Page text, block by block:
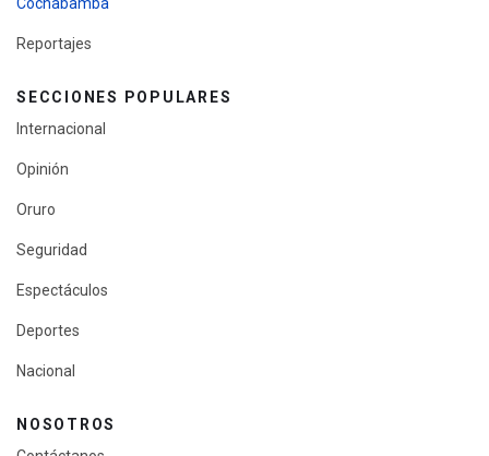
Cochabamba
Reportajes
SECCIONES POPULARES
Internacional
Opinión
Oruro
Seguridad
Espectáculos
Deportes
Nacional
NOSOTROS